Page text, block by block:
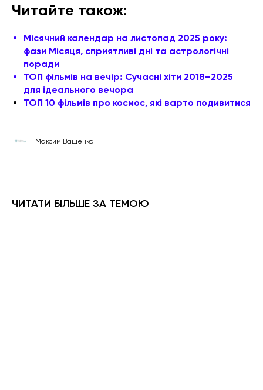
Читайте також:
Місячний календар на листопад 2025 року:
фази Місяця, сприятливі дні та астрологічні
поради
ТОП фільмів на вечір: Сучасні хіти 2018–2025
для ідеального вечора
ТОП 10 фільмів про космос, які варто подивитися
Максим Ващенко
ЧИТАТИ БІЛЬШЕ ЗА ТЕМОЮ